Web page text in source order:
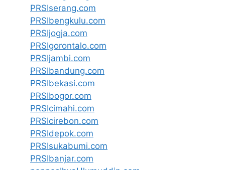
PRSIserang.com
PRSIbengkulu.com
PRSIjogja.com
PRSIgorontalo.com
PRSIjambi.com
PRSIbandung.com
PRSIbekasi.com
PRSIbogor.com
PRSIcimahi.com
PRSIcirebon.com
PRSIdepok.com
PRSIsukabumi.com
PRSIbanjar.com